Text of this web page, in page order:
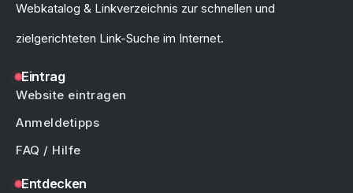
Webkatalog & Linkverzeichnis zur schnellen und
zielgerichteten Link-Suche im Internet.
Eintrag
Website eintragen
Anmeldetipps
FAQ / Hilfe
Entdecken